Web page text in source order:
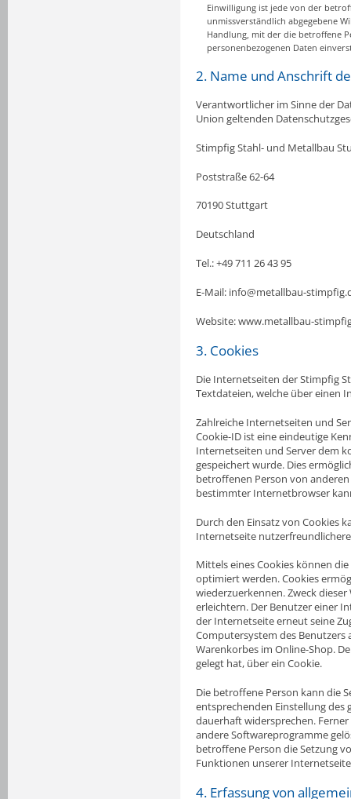
Einwilligung ist jede von der
unmissverständlich abgegebene
Handlung, mit der die betroffene
personenbezogenen Daten
2. Name und Anschrift
Verantwortlicher im Sinne der
Union geltenden
Stimpfig Stahl- und Metallbau
Poststraße 62-64
70190 Stuttgart
Deutschland
Tel.: +49 711 26 43 95
E-Mail: info@metallbau-
Website: www.metallbau-
3. Cookies
Die Internetseiten der Stimpfig
Textdateien, welche über einen
Zahlreiche Internetseiten und
Cookie-ID ist eine eindeutige
Internetseiten und Server dem
gespeichert wurde. Dies
betroffenen Person von
bestimmter Internetbrowser
Durch den Einsatz von Cookies
Internetseite
Mittels eines Cookies können
optimiert werden. Cookies
wiederzuerkennen. Zweck
erleichtern. Der Benutzer einer
der Internetseite erneut seine
Computersystem des Benutzers
Warenkorbes im Online-Shop.
gelegt hat, über ein Cookie.
Die betroffene Person kann die
entsprechenden Einstellung
dauerhaft widersprechen.
andere Softwareprogramme
betroffene Person die Setzung
Funktionen unserer
4. Erfassung von